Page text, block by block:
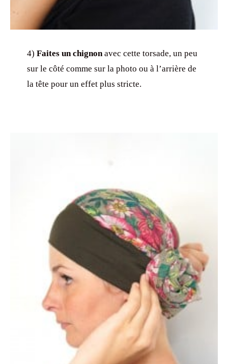
4) Faites un chignonavec cette torsade, un peu
sur le côté comme sur la photo ou à l’arrière de
la tête pour un effet plus stricte.